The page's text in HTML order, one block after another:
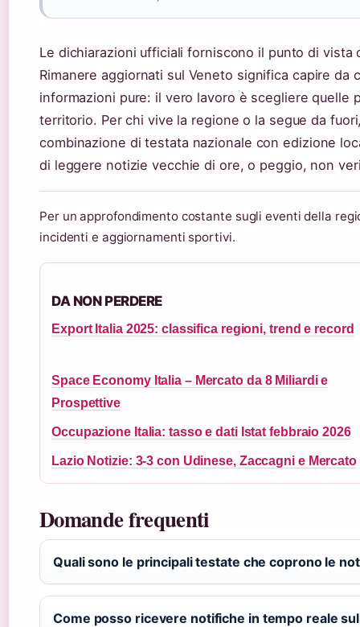
Le dichiarazioni ufficiali forniscono il punto di vista
Rimanere aggiornati sul Veneto significa capire
informazioni pure: il vero lavoro è scegliere quelle
territorio. Per chi vive la regione o la segue da
combinazione di testata nazionale con edizione
di leggere notizie vecchie di ore, o peggio, non
Per un approfondimento costante sugli eventi della
incidenti e aggiornamenti sportivi.
DA NON PERDERE
Export Italia 2025: classifica regioni, trend e record
Space Economy Italia – Mercato da 8 Miliardi e
Prospettive
Occupazione Italia: tasso e dati Istat febbraio 2026
Lazio Notizie: 3-3 con Udinese, Zaccagni e Mercato
Domande frequenti
Quali sono le principali testate che coprono le
Come posso ricevere notifiche in tempo reale